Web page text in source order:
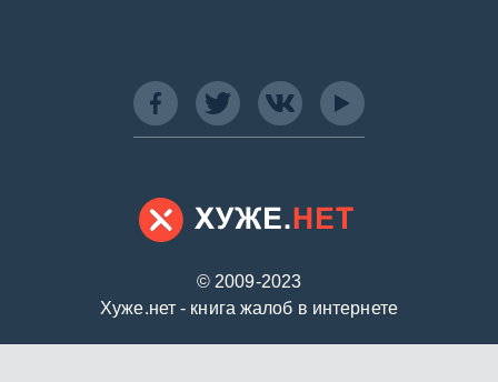
© 2009-2023
Хуже.нет - книга жалоб в интернете